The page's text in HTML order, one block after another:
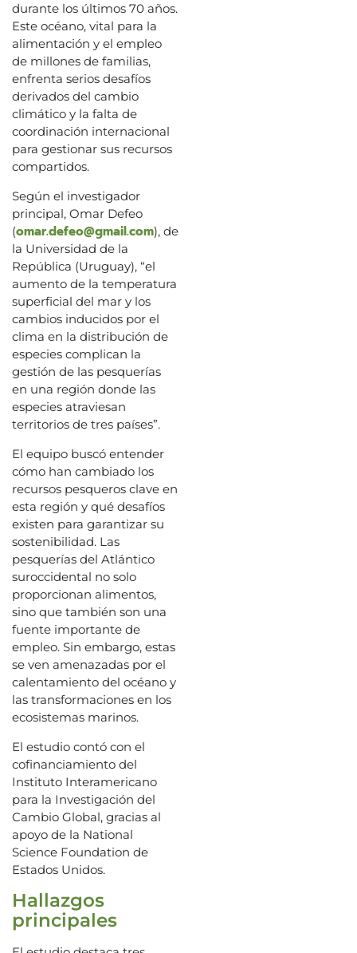
durante los últimos 70 años.
Este océano, vital para la
alimentación y el empleo
de millones de familias,
enfrenta serios desafíos
derivados del cambio
climático y la falta de
coordinación internacional
para gestionar sus recursos
compartidos.
Según el investigador
principal, Omar Defeo
(omar.defeo@gmail.com), de
la Universidad de la
República (Uruguay), “el
aumento de la temperatura
superficial del mar y los
cambios inducidos por el
clima en la distribución de
especies complican la
gestión de las pesquerías
en una región donde las
especies atraviesan
territorios de tres países”.
El equipo buscó entender
cómo han cambiado los
recursos pesqueros clave en
esta región y qué desafíos
existen para garantizar su
sostenibilidad. Las
pesquerías del Atlántico
suroccidental no solo
proporcionan alimentos,
sino que también son una
fuente importante de
empleo. Sin embargo, estas
se ven amenazadas por el
calentamiento del océano y
las transformaciones en los
ecosistemas marinos.
El estudio contó con el
cofinanciamiento del
Instituto Interamericano
para la Investigación del
Cambio Global, gracias al
apoyo de la National
Science Foundation de
Estados Unidos.
Hallazgos
principales